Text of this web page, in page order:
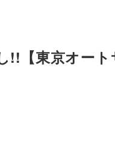
!!【東京オート